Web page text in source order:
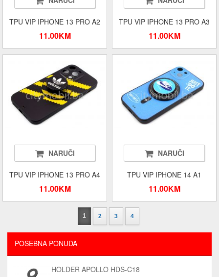
TPU VIP IPHONE 13 PRO A2
11.00KM
TPU VIP IPHONE 13 PRO A3
11.00KM
NARUČI
TPU VIP IPHONE 13 PRO A4
11.00KM
NARUČI
TPU VIP IPHONE 14 A1
11.00KM
1 2 3 4
POSEBNA PONUDA
HOLDER APOLLO HDS-C18